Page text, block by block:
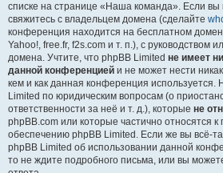
списке на странице «Наша команда». Если вы
свяжитесь с владельцем домена (сделайте
конференция находится на бесплатном
Yahoo!, free.fr, f2s.com и т. п.), с руководством
домена. Учтите, что phpBB Limited не имеет
данной конференцией и не может нести
кем и как данная конференция используется.
Limited по юридическим вопросам (о
ответственности за неё и т. д.), которые не
phpBB.com или которые частично относятся
обеспечению phpBB Limited. Если же вы всё-
phpBB Limited об использовании данной
то не ждите подробного письма, или вы